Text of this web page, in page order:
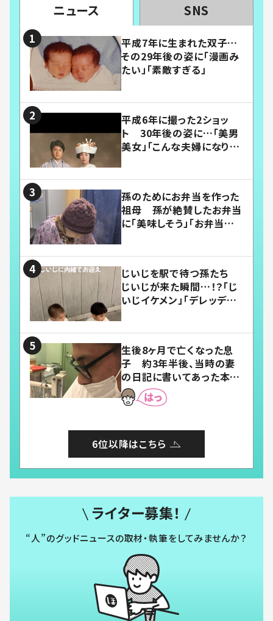
ニュース SNS
平成7年に生まれた双子…
その29年後の姿に「漫画み
たい」「素敵すぎる」
平成6年に撮った2ショッ
ト 30年後の姿に…「美男
美女」「こんな夫婦になりた
孫のためにお弁当を作った
祖母 孫が絶賛したお弁当
に「美味しそう」「お弁当すご
じいじを駅で待つ孫たち
じいじが来た瞬間…！？「じ
いじイケメン」「デレッデレ」
生後8ヶ月で亡くなった息
子 約3年半後、当時の妻
の日記に書いてあった本音
とは
6位以降はこちら
ライター募集！
“人”のグッドニュースの取材・執筆をしてみませんか？